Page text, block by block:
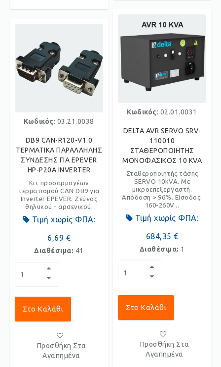
Κωδικός: 03.21.0038
DB9 CAN-R120-V1.0
ΤΕΡΜΑΤΙΚΑ ΠΑΡΑΛΛΗΛΗΣ
ΣΥΝΔΕΣΗΣ ΓΙΑ EPEVER
HP-P20A INVERTER
Κιτ προσαρμογέων
τερματισμού CAN DB9 για
Inverter EPEVER. Ζεύγος
θηλυκού - αρσενικού.
Τιμή χωρίς ΦΠΑ:
6,69 €
Διαθέσιμα: 41
Στο Καλάθι
Προσθήκη Στα
Αγαπημένα
Κωδικός: 02.01.0031
DELTA AVR SERVO SRV-
110010
ΣΤΑΘΕΡΟΠΟΙΗΤΗΣ
ΜΟΝΟΦΑΣΙΚΟΣ 10 KVA
Σταθεροποιητής τάσης
SERVO 10kVA. Με
μικροεπεξεργαστή.
Απόδοση > 96%. Είσοδος:
160-260V...
Τιμή χωρίς ΦΠΑ:
684,35 €
Διαθέσιμα: 1
Στο Καλάθι
Προσθήκη Στα
Αγαπημένα